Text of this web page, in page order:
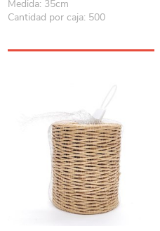
Medida: 35cm
Cantidad por caja: 500